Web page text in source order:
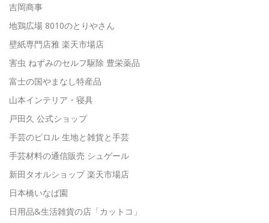
吉岡商事
地鶏広場 8010のとりやさん
壁紙専門店雅 楽天市場店
害虫 ねずみのセルフ駆除 豊栄薬品
富士の国やまなし特産品
山本インテリア・寝具
戸田久 公式ショップ
手芸のピロル 生地と雑貨と手芸
手芸材料の通信販売 シュゲール
新田タオルショップ 楽天市場店
日本橋いなば園
日用品&生活雑貨の店「カットコ」